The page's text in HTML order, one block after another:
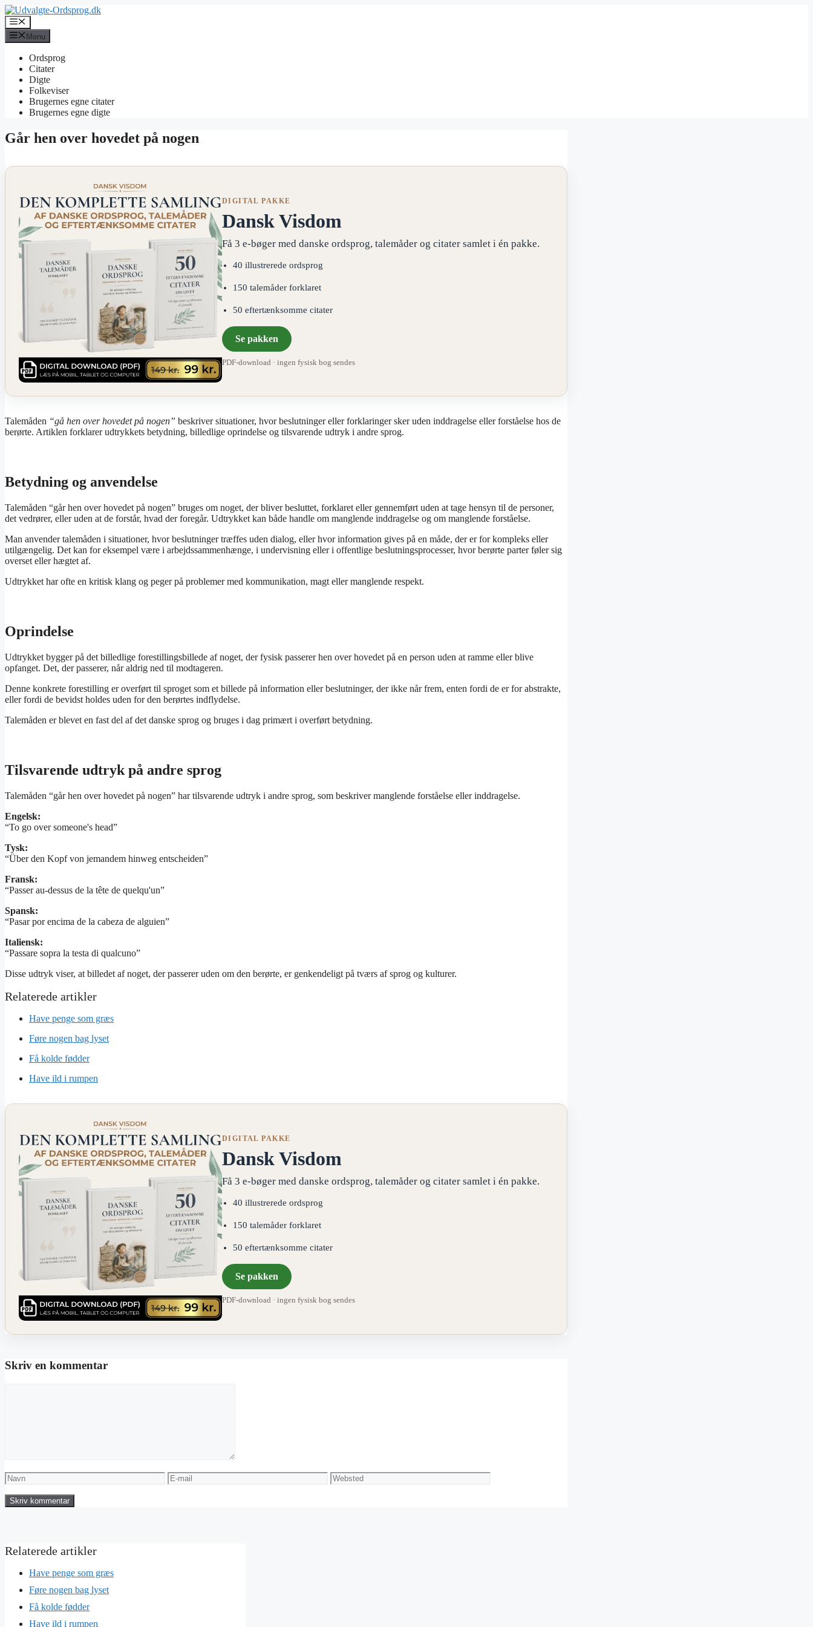
Hop
til
indhold
Menu
Menu
Ordsprog
Citater
Digte
Folkeviser
Brugernes egne citater
Brugernes egne digte
Går hen over hovedet på nogen
DIGITAL PAKKE
Dansk Visdom
Få 3 e-bøger med danske ordsprog, talemåder og citater samlet i én pakke.
40 illustrerede ordsprog
150 talemåder forklaret
50 eftertænksomme citater
Se pakken
PDF-download · ingen fysisk bog sendes
Talemåden “gå hen over hovedet på nogen” beskriver situationer, hvor beslutninger eller forklaringer sker uden inddragelse eller forståelse hos de
berørte. Artiklen forklarer udtrykkets betydning, billedlige oprindelse og tilsvarende udtryk i andre sprog.
Betydning og anvendelse
Talemåden “går hen over hovedet på nogen” bruges om noget, der bliver besluttet, forklaret eller gennemført uden at tage hensyn til de personer,
det vedrører, eller uden at de forstår, hvad der foregår. Udtrykket kan både handle om manglende inddragelse og om manglende forståelse.
Man anvender talemåden i situationer, hvor beslutninger træffes uden dialog, eller hvor information gives på en måde, der er for kompleks eller
utilgængelig. Det kan for eksempel være i arbejdssammenhænge, i undervisning eller i offentlige beslutningsprocesser, hvor berørte parter føler sig
overset eller hægtet af.
Udtrykket har ofte en kritisk klang og peger på problemer med kommunikation, magt eller manglende respekt.
Oprindelse
Udtrykket bygger på det billedlige forestillingsbillede af noget, der fysisk passerer hen over hovedet på en person uden at ramme eller blive
opfanget. Det, der passerer, når aldrig ned til modtageren.
Denne konkrete forestilling er overført til sproget som et billede på information eller beslutninger, der ikke når frem, enten fordi de er for abstrakte,
eller fordi de bevidst holdes uden for den berørtes indflydelse.
Talemåden er blevet en fast del af det danske sprog og bruges i dag primært i overført betydning.
Tilsvarende udtryk på andre sprog
Talemåden “går hen over hovedet på nogen” har tilsvarende udtryk i andre sprog, som beskriver manglende forståelse eller inddragelse.
Engelsk:
“To go over someone's head”
Tysk:
“Über den Kopf von jemandem hinweg entscheiden”
Fransk:
“Passer au-dessus de la tête de quelqu'un”
Spansk:
“Pasar por encima de la cabeza de alguien”
Italiensk:
“Passare sopra la testa di qualcuno”
Disse udtryk viser, at billedet af noget, der passerer uden om den berørte, er genkendeligt på tværs af sprog og kulturer.
Have penge som græs
Føre nogen bag lyset
Få kolde fødder
Have ild i rumpen
DIGITAL PAKKE
Dansk Visdom
Få 3 e-bøger med danske ordsprog, talemåder og citater samlet i én pakke.
40 illustrerede ordsprog
150 talemåder forklaret
50 eftertænksomme citater
Se pakken
PDF-download · ingen fysisk bog sendes
Skriv en kommentar
Navn
E-
mail
Websted
Have penge som græs
Føre nogen bag lyset
Få kolde fødder
Have ild i rumpen